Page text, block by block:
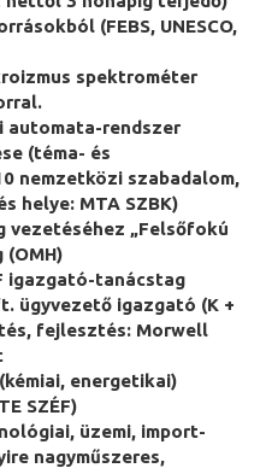
(FEBS, UNESCO,
spektrométer
rendszer
(téma- és
nemzetközi szabadalom,
helye: MTA SZBK)
„Felsőfokú
igazgató-tanácstag
ügyvezető igazgató (K +
fejlesztés: Morwell
energetikai)
SZÉF)
üzemi, import-
nagyműszeres,